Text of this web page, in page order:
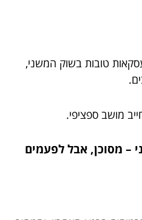
טובות בשוק המשני,
מושב ספציפי.
שעות לפני – מסוכן, אבל לפעמים